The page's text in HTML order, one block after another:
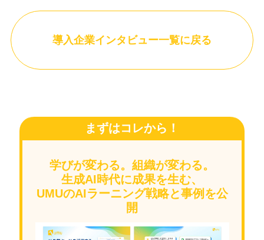
導入企業インタビュー一覧に戻る
まずはコレから！
学びが変わる。組織が変わる。
生成AI時代に成果を生む、
UMUのAIラーニング戦略と事例を公
開